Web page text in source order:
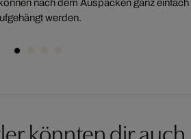
nach dem Auspacken ganz einfach
werden.
könnten dir auch